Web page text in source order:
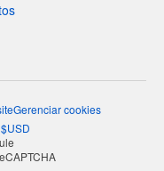
Gerenciar cookies
$USD